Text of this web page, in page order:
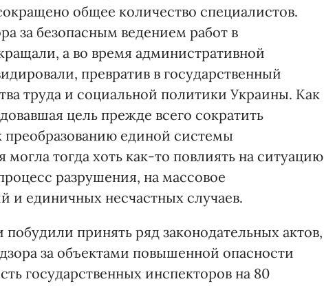
общее количество специалистов.
за безопасным ведением работ в
а во время административной
превратив в государственный
труда и социальной политики Украины. Как
цель прежде всего сократить
преобразованию единой системы
могла тогда хоть как-то повлиять на ситуацию
разрушения, на массовое
и единичных несчастных случаев.
принять ряд законодательных актов,
за объектами повышенной опасности
государственных инспекторов на 80